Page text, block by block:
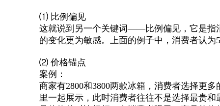
⑴ 比例偏见
这就说到另一个关键词——比例偏见，它是指
的变化更为敏感。上面的例子中，消费者认为
⑵ 价格锚点
案例：
商家有2800和3800两款冰箱，消费者选择更
里一起展示，此时消费者往往不是选择最贵